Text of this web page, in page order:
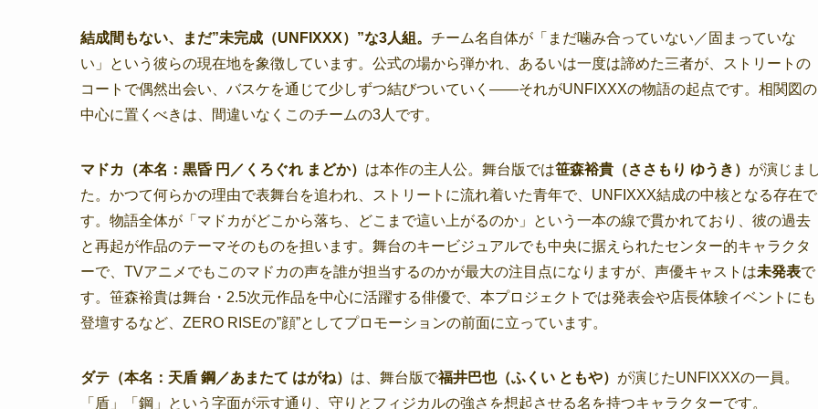
結成間もない、まだ”未完成（UNFIXXX）”な3人組。 チーム名自体が「まだ噛み合っていない／固まっていな
い」という彼らの現在地を象徴しています。公式の場から弾かれ、あるいは一度は諦めた三者が、ストリートの
コートで偶然出会い、バスケを通じて少しずつ結びついていく——それがUNFIXXXの物語の起点です。相関図の
中心に置くべきは、間違いなくこのチームの3人です。
マドカ（本名：黒昏 円／くろぐれ まどか） は本作の主人公。舞台版では笹森裕貴（ささもり ゆうき） が演じま
た。かつて何らかの理由で表舞台を追われ、ストリートに流れ着いた青年で、UNFIXXX結成の中核となる存在で
す。物語全体が「マドカがどこから落ち、どこまで這い上がるのか」という一本の線で貫かれており、彼の過去
と再起が作品のテーマそのものを担います。舞台のキービジュアルでも中央に据えられたセンター的キャラクタ
ーで、TVアニメでもこのマドカの声を誰が担当するのかが最大の注目点になりますが、声優キャストは未発表で
す。笹森裕貴は舞台・2.5次元作品を中心に活躍する俳優で、本プロジェクトでは発表会や店長体験イベントにも
登壇するなど、ZERO RISEの”顔”としてプロモーションの前面に立っています。
ダテ（本名：天盾 鋼／あまたて はがね） は、舞台版で福井巴也（ふくい ともや） が演じたUNFIXXXの一員。
「盾」「鋼」という字面が示す通り、守りとフィジカルの強さを想起させる名を持つキャラクターです。